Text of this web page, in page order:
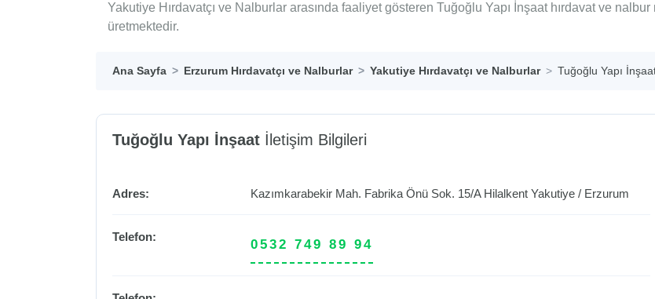
Yakutiye Hırdavatçı ve Nalburlar arasında faaliyet gösteren Tuğoğlu Yapı İnşaat hırdavat ve
üretmektedir.
Ana Sayfa Erzurum Hırdavatçı ve Nalburlar Yakutiye Hırdavatçı ve Nalburlar Tuğoğlu Yapı
Tuğoğlu Yapı İnşaat İletişim Bilgileri
Adres: Kazımkarabekir Mah. Fabrika Önü Sok. 15/A HilalkentYakutiye / Erzurum
Telefon:
0532 749 89 94